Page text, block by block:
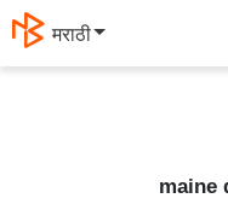
தமிழ்
maine